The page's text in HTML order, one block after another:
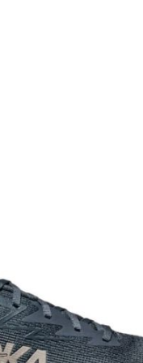
pour la route et
pour les